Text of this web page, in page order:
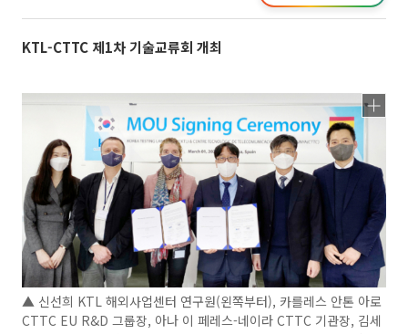
KTL-CTTC 제1차 기술교류회 개최
▲ 신선희 KTL 해외사업센터 연구원(왼쪽부터), 카를레스 안톤 아로
CTTC EU R&D 그룹장, 아나 이 페레스-네이라 CTTC 기관장, 김세